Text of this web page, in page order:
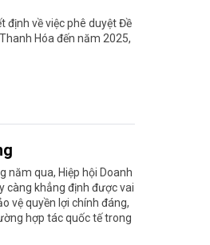
định về việc phê duyệt Đề
Hóa đến năm 2025,
năm qua, Hiệp hội Doanh
càng khẳng định được vai
vệ quyền lợi chính đáng,
hợp tác quốc tế trong